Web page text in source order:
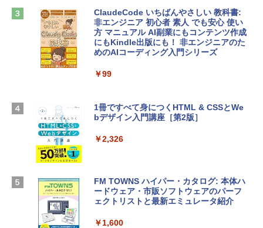
￥2,952
Apple 2026 MacBook Air M5チップ搭載
igence、13.6インチLiquid Retinaディ
ームカメラ、日本語キーボード、Touch I
D - ミッドナイト
￥298,901
ン 15-fd 15.6インチ 16GBメモリ 512GB
SSD インテル Core 5
Robloxギフトカード - 2,000 Robux 【限
定バーチャルアイテムを含む】 【オンラ
インゲームコード】 ロブロックス | オン
ラインコード版
￥3,200
Robloxギフトカード - 1000 Robux 【限
定バーチャルアイテムを含む】 【オンラ
ラインコード版
Windows版 | Minecraft (マインクラフ
ト): Java & Bedrock Edition | オンライ
ClaudeCode いちばんやさしい 教科書:
非エンジニア 初心者 素人 でも安心 使い
方 マニュアル AI副業にもコンテンツ作成
にもKindle出版にも！ 非エンジニアのた
めのAIコーディング入門シリーズ
￥99
1冊ですべて身につくHTML & CSSとWe
bデザイン入門講座［第2版］
￥2,326
FM TOWNS ハイパー・カタログ: 本体ハ
ードウェア・市販ソフトウェアのパーフ
ェクトリストと最新エミュレータ紹介
￥1,600